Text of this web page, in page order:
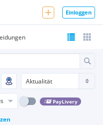
Einloggen
PayLivery